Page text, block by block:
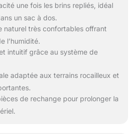
une fois les brins repliés, idéal
un sac à dos.
naturel très confortables offrant
l’humidité.
intuitif grâce au système de
adaptée aux terrains rocailleux et
de rechange pour prolonger la